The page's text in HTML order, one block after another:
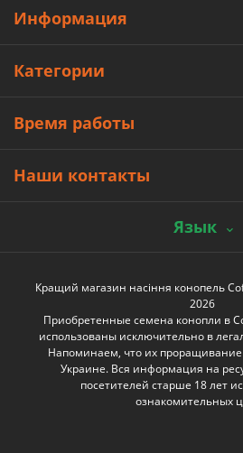
Информация
Категории
Время работы
Наши контакты
Язык
Кращий магазин насіння конопель
2026
Приобретенные семена конопли в
использованы исключительно в
Напоминаем, что их
Украине. Вся информация на
посетителей старше 18 лет
ознакомительных